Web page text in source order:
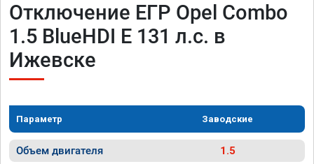
Отключение ЕГР Opel Combo
1.5 BlueHDI E 131 л.с. в
Ижевске
Параметр Заводские
Объем двигателя 1.5